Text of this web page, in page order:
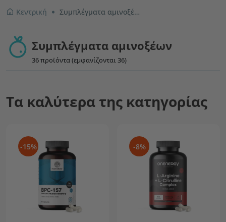
Κεντρική Συμπλέγματα αμινοξέων
Συμπλέγματα αμινοξέων
36 προϊόντα (εμφανίζονται 36)
Τα καλύτερα της κατηγορίας
-15% -8%